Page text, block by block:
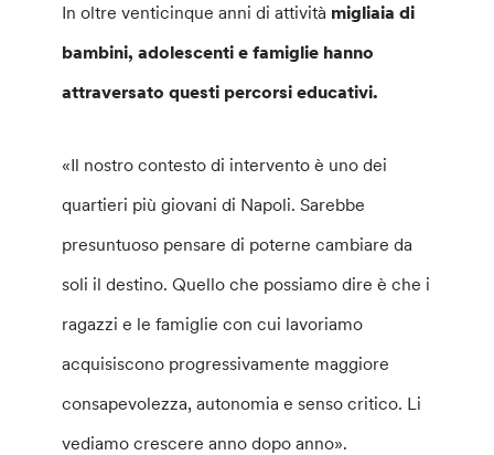
In oltre venticinque anni di attività migliaia di
bambini, adolescenti e famiglie hanno
attraversato questi percorsi educativi.
«Il nostro contesto di intervento è uno dei
quartieri più giovani di Napoli. Sarebbe
presuntuoso pensare di poterne cambiare da
soli il destino. Quello che possiamo dire è che i
ragazzi e le famiglie con cui lavoriamo
acquisiscono progressivamente maggiore
consapevolezza, autonomia e senso critico. Li
vediamo crescere anno dopo anno».